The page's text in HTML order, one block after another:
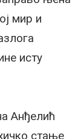
мир и
исту
Анђелић
стање